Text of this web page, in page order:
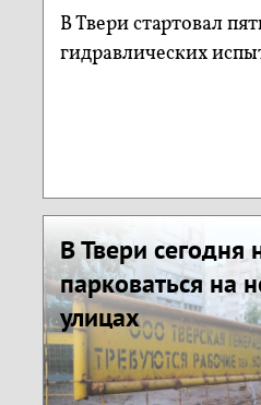
В Твери стартовал
гидравлических
В Твери сегодня
парковаться на
улицах